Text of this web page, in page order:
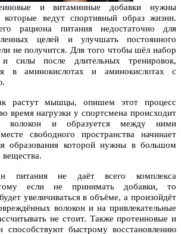
и витаминные добавки нужны
которые ведут спортивный образ жизни.
рациона питания недостаточно для
целей и улучшать постоянного
не получится. Для того чтобы шёл набор
силы после длительных тренировок,
в аминокислотах и аминокислотах с
растут мышцы, опишем этот процесс
время нагрузки у спортсмена происходит
волокон и образуется между ними
свободного пространства начинает
образования которой нужны в большом
вещества.
питания не даёт всего комплекса
если не принимать добавки, то
увеличиваться в объёме, а произойдёт
волокон и на привлекательные
не стоит. Также протеиновые и
способствуют быстрому восстановлению